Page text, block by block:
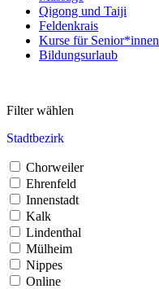
Qigong und Taiji
Feldenkrais
Kurse für Senior*innen
Bildungsurlaub
Filter wählen
Stadtbezirk
Chorweiler
Ehrenfeld
Innenstadt
Kalk
Lindenthal
Mülheim
Nippes
Online